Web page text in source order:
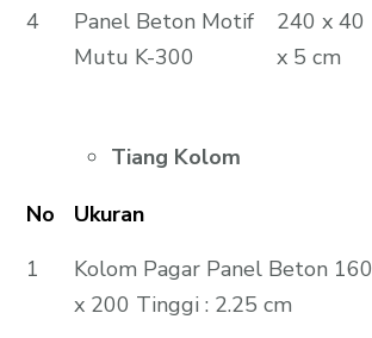
4
Panel Beton Motif
Mutu K-300
240 x 40
x 5 cm
Tiang Kolom
No
Ukuran
1
Kolom Pagar Panel Beton 160
x 200 Tinggi : 2.25 cm